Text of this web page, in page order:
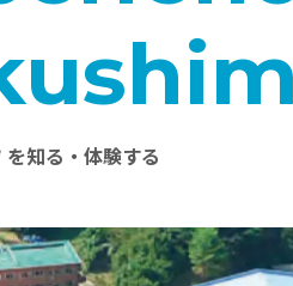
知る・体験する